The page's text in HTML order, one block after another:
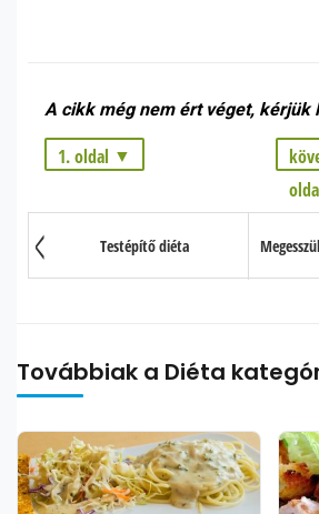
A cikk még nem ért véget, kérjük
1. oldal
3. oldal: A harmadik nap (minta)
Testépítő diéta
Továbbiak a Diéta